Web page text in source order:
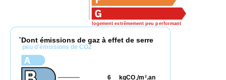
logement extrêmement peu performant
* Dont émissions de gaz à effet de serre
peu d'émissions de CO2
kgCO /m 2.an
6